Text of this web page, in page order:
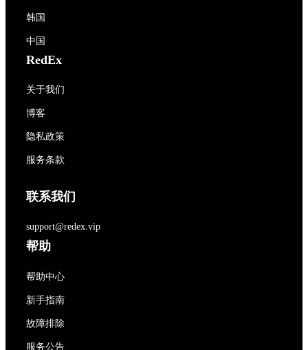
韩国
中国
RedEx
关于我们
博客
隐私政策
服务条款
联系我们
support@redex.vip
帮助
帮助中心
新手指南
故障排除
服务公告